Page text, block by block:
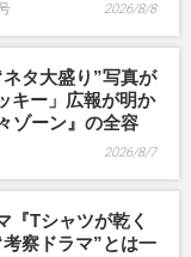
2026/8/8
タ大盛り”写真が
キー」広報が明か
ゾーン』の全容
2026/8/7
『Tシャツが乾く
察ドラマ”とは一